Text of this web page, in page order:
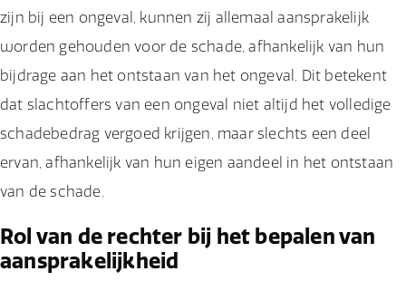
zijn bij een ongeval, kunnen zij allemaal aansprakelijk
worden gehouden voor de schade, afhankelijk van hun
bijdrage aan het ontstaan van het ongeval. Dit betekent
dat slachtoffers van een ongeval niet altijd het volledige
schadebedrag vergoed krijgen, maar slechts een deel
ervan, afhankelijk van hun eigen aandeel in het ontstaan
van de schade.
Rol van de rechter bij het bepalen van
aansprakelijkheid